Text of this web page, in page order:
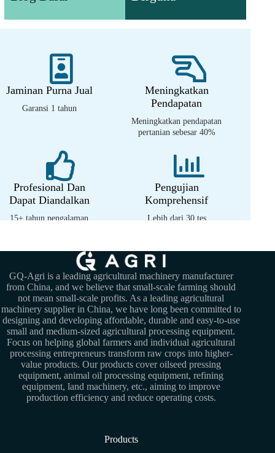
Jaminan Purna Jual
Garansi 1 tahun
Meningkatkan
Pendapatan
Meningkatkan pendapatan
pertanian sebesar 40%
Profesional Dan
Dapat Diandalkan
15+ tahun pengalaman
Pengujian
Komprehensif
Lebih dari 30 tes
GQ-Agri is a leading agricultural machinery manufacturer
from China, and we believe that small-scale farming should
not mean small-scale profits. As a leading agricultural
machinery supplier in China, we have long been committed to
designing and developing affordable, durable and easy-to-use
small and medium-sized agricultural processing equipment.
Focus on helping global farmers and individual agricultural
processing entrepreneurs transform raw crops into higher-
value products. Our products cover oilseed pressing
equipment, animal oil processing equipment, refining
equipment, land machinery, etc., aiming to improve
production efficiency and reduce operating costs.
Products